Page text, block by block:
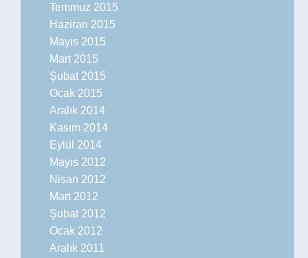
Temmuz 2015
Haziran 2015
Mayıs 2015
Mart 2015
Şubat 2015
Ocak 2015
Aralık 2014
Kasım 2014
Eylül 2014
Mayıs 2012
Nisan 2012
Mart 2012
Şubat 2012
Ocak 2012
Aralık 2011